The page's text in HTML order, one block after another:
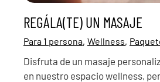
REGÁLA(TE) UN MASAJE
Para 1 persona, Wellness,
Disfruta de un masaje
en nuestro espacio wellness,